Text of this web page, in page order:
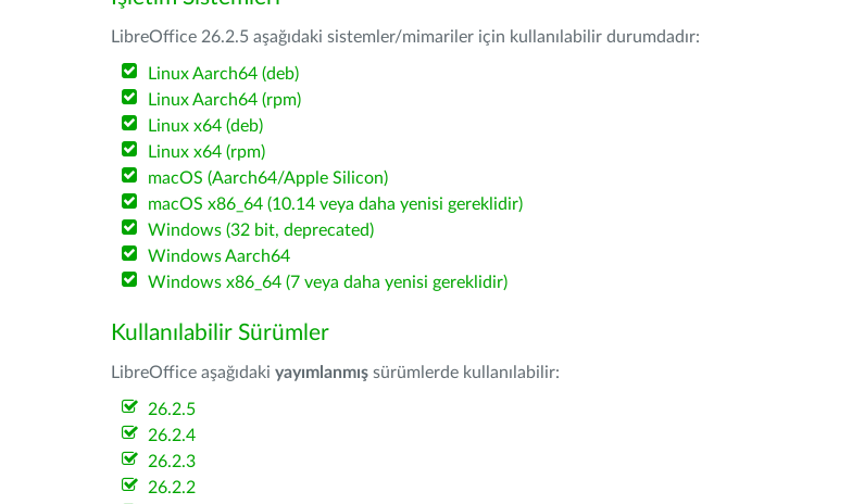
LibreOffice 26.2.5 aşağıdaki sistemler/mimariler için kullanılabilir durumdadır:
Linux Aarch64 (deb)
Linux Aarch64 (rpm)
Linux x64 (deb)
Linux x64 (rpm)
macOS (Aarch64/Apple Silicon)
macOS x86_64 (10.14 veya daha yenisi gereklidir)
Windows (32 bit, deprecated)
Windows Aarch64
Windows x86_64 (7 veya daha yenisi gereklidir)
Kullanılabilir Sürümler
LibreOffice aşağıdaki yayımlanmış sürümlerde kullanılabilir:
26.2.5
26.2.4
26.2.3
26.2.2